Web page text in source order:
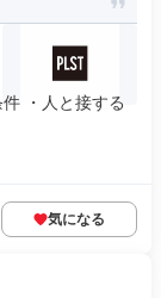
・人と接する
気になる